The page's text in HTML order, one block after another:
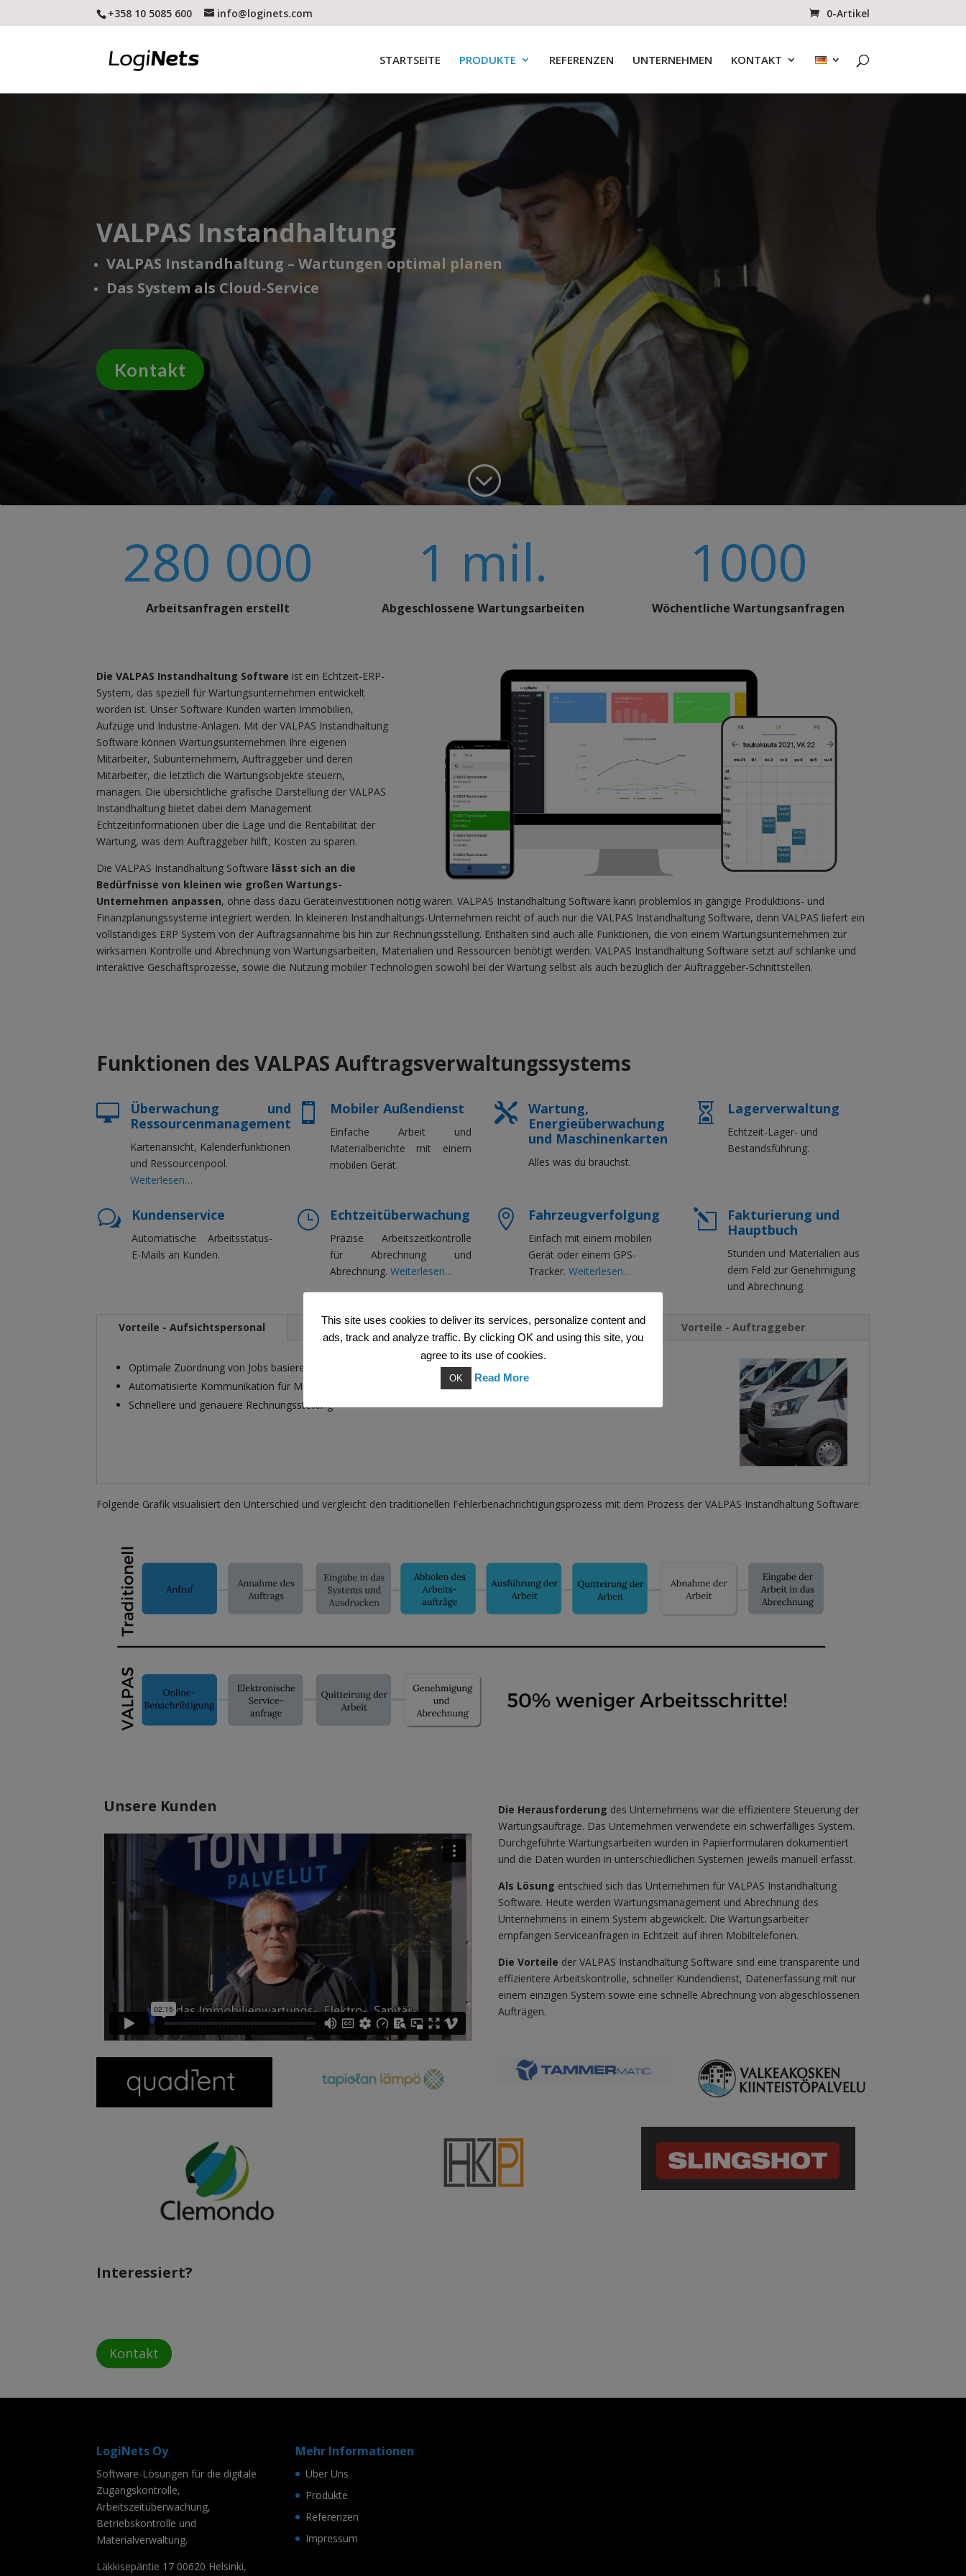
+358 10 5085 600 info@loginets.com 0-Artikel
STARTSEITE PRODUKTE REFERENZEN UNTERNEHMEN KONTAKT
VALPAS Instandhaltung
VALPAS Instandhaltung – Wartungen optimal planen
Das System als Cloud-Service
Kontakt
;
280 000
Arbeitsanfragen erstellt
1 mil.
Abgeschlossene Wartungsarbeiten
1000
Wöchentliche Wartungsanfragen
Die VALPAS Instandhaltung Software ist ein Echtzeit-ERP-
System, das speziell für Wartungsunternehmen entwickelt
worden ist. Unser Software Kunden warten Immobilien,
Aufzüge und Industrie-Anlagen. Mit der VALPAS Instandhaltung
Software können Wartungsunternehmen Ihre eigenen
Mitarbeiter, Subunternehmern, Auftraggeber und deren
Mitarbeiter, die letztlich die Wartungsobjekte steuern,
managen. Die übersichtliche grafische Darstellung der VALPAS
Instandhaltung bietet dabei dem Management
Echtzeitinformationen über die Lage und die Rentabilität der
Wartung, was dem Auftraggeber hilft, Kosten zu sparen.
Die VALPAS Instandhaltung Software lässt sich an die
Bedürfnisse von kleinen wie großen Wartungs-
Unternehmen anpassen, ohne dass dazu Geräteinvestitionen nötig wären. VALPAS Instandhaltung Software kann problemlos in gängige Produktions- und
Finanzplanungssysteme integriert werden. In kleineren Instandhaltungs-Unternehmen reicht of auch nur die VALPAS Instandhaltung Software, denn VALPAS liefert ein
vollständiges ERP System von der Auftragsannahme bis hin zur Rechnungsstellung. Enthalten sind auch alle Funktionen, die von einem Wartungsunternehmen zur
wirksamen Kontrolle und Abrechnung von Wartungsarbeiten, Materialien und Ressourcen benötigt werden. VALPAS Instandhaltung Software setzt auf schlanke und
interaktive Geschäftsprozesse, sowie die Nutzung mobiler Technologien sowohl bei der Wartung selbst als auch bezüglich der Auftraggeber-Schnittstellen.
Funktionen des VALPAS Auftragsverwaltungssystems

Überwachung und
Ressourcenmanagement
Kartenansicht, Kalenderfunktionen
und Ressourcenpool.
Weiterlesen…
 Mobiler Außendienst
Einfache Arbeit und
Materialberichte mit einem
mobilen Gerät.

Wartung,
Energieüberwachung
und Maschinenkarten
Alles was du brauchst.
 Lagerverwaltung
Echtzeit-Lager- und
Bestandsführung.
w Kundenservice
Automatische Arbeitsstatus-
E-Mails an Kunden.
} Echtzeitüberwachung
Präzise Arbeitszeitkontrolle
für Abrechnung und
Abrechnung. Weiterlesen…
 Fahrzeugverfolgung
Einfach mit einem mobilen
Gerät oder einem GPS-
Tracker.Weiterlesen…
l
Fakturierung und
Hauptbuch
Stunden und Materialien aus
dem Feld zur Genehmigung
und Abrechnung.
Vorteile - Aufsichtspersonal Vorteile - Wartungsmitarbeiter Vorteile - Management Vorteile - Auftraggeber
Optimale Zuordnung von Jobs basierend auf Workload und Standort
Automatisierte Kommunikation für Mitarbeitern und Kunden
Schnellere und genauere Rechnungsstellung
Folgende Grafik visualisiert den Unterschied und vergleicht den traditionellen Fehlerbenachrichtigungsprozess mit dem Prozess der VALPAS Instandhaltung Software:
Unsere Kunden Die Herausforderung des Unternehmens war die effizientere Steuerung der
Wartungsaufträge. Das Unternehmen verwendete ein schwerfälliges System.
Durchgeführte Wartungsarbeiten wurden in Papierformularen dokumentiert
und die Daten wurden in unterschiedlichen Systemen jeweils manuell erfasst.
Als Lösung entschied sich das Unternehmen für VALPAS Instandhaltung
Software. Heute werden Wartungsmanagement und Abrechnung des
Unternehmens in einem System abgewickelt. Die Wartungsarbeiter
empfangen Serviceanfragen in Echtzeit auf ihren Mobiltelefonen.
Die Vorteile der VALPAS Instandhaltung Software sind eine transparente und
effizientere Arbeitskontrolle, schneller Kundendienst, Datenerfassung mit nur
einem einzigen System sowie eine schnelle Abrechnung von abgeschlossenen
Aufträgen.
Interessiert?
Kontakt
LogiNets Oy
Software-Lösungen für die digitale
Zugangskontrolle,
Arbeitszeitüberwachung,
Betriebskontrolle und
Materialverwaltung.
Läkkisepäntie 17 00620 Helsinki,
Mehr Informationen
Über Uns
Produkte
Referenzen
Impressum
This site uses cookies to deliver its services, personalize content and
ads, track and analyze traffic. By clicking OK and using this site, you
agree to its use of cookies.
OK Read More